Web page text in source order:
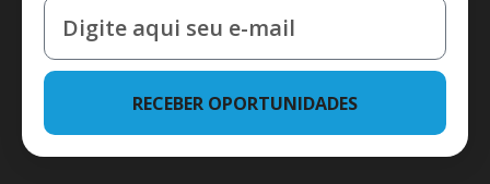
RECEBER OPORTUNIDADES